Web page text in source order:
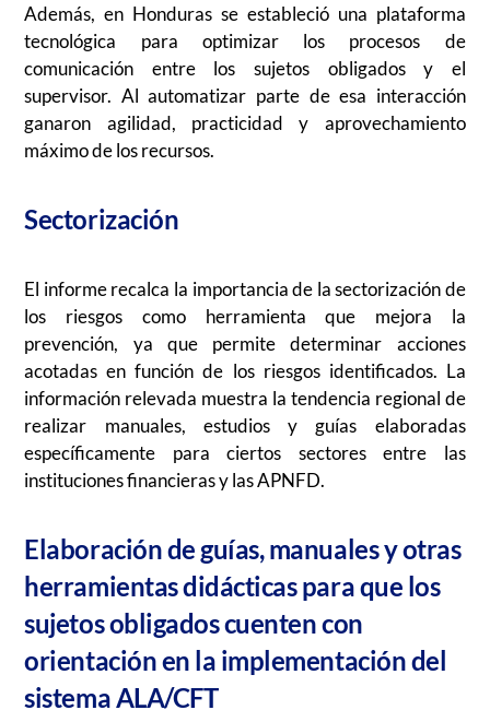
Además, en Honduras se estableció una plataforma
tecnológica para optimizar los procesos de
comunicación entre los sujetos obligados y el
supervisor. Al automatizar parte de esa interacción
ganaron agilidad, practicidad y aprovechamiento
máximo de los recursos.
Sectorización
El informe recalca la importancia de la sectorización de
los riesgos como herramienta que mejora la
prevención, ya que permite determinar acciones
acotadas en función de los riesgos identificados. La
información relevada muestra la tendencia regional de
realizar manuales, estudios y guías elaboradas
específicamente para ciertos sectores entre las
instituciones financieras y las APNFD.
Elaboración de guías, manuales y otras
herramientas didácticas para que los
sujetos obligados cuenten con
orientación en la implementación del
sistema ALA/CFT